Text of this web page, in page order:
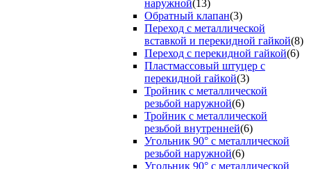
наружной(13)
Обратный клапан(3)
Переход с металлической
вставкой и перекидной гайкой(8)
Переход с перекидной гайкой(6)
Пластмассовый штуцер с
перекидной гайкой(3)
Тройник с металлической
резьбой наружной(6)
Тройник с металлической
резьбой внутренней(6)
Угольник 90° с металлической
резьбой наружной(6)
Угольник 90° с металлической